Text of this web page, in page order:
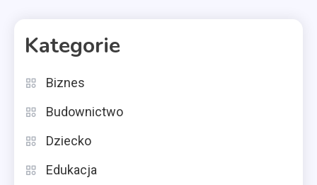
Kategorie
Biznes
Budownictwo
Dziecko
Edukacja